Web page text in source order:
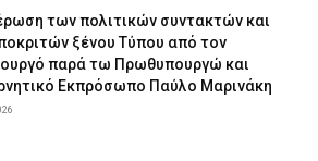
των πολιτικών συντακτών και
ξένου Τύπου από τον
παρά τω Πρωθυπουργώ και
Εκπρόσωπο Παύλο Μαρινάκη